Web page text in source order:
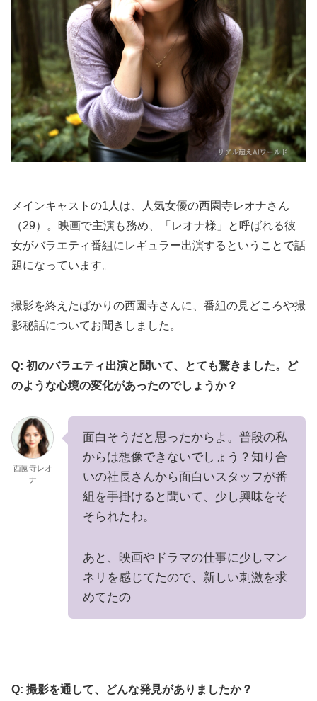
メインキャストの1人は、人気女優の西園寺レオナさん
（29）。映画で主演も務め、「レオナ様」と呼ばれる彼
女がバラエティ番組にレギュラー出演するということで話
題になっています。
撮影を終えたばかりの西園寺さんに、番組の見どころや撮
影秘話についてお聞きしました。
Q: 初のバラエティ出演と聞いて、とても驚きました。ど
のような心境の変化があったのでしょうか？
西園寺レオ
ナ
面白そうだと思ったからよ。普段の私
からは想像できないでしょう？知り合
いの社長さんから面白いスタッフが番
組を手掛けると聞いて、少し興味をそ
そられたわ。
あと、映画やドラマの仕事に少しマン
ネリを感じてたので、新しい刺激を求
めてたの
Q: 撮影を通して、どんな発見がありましたか？